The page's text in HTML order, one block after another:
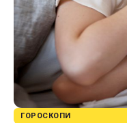
ГОРОСКОПИ